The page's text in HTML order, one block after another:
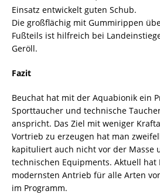
Einsatz entwickelt guten Schub.
Die großflächig mit Gummirippen
Fußteils ist hilfreich bei
Geröll.
Fazit
Beuchat hat mit der Aquabionik ein
Sporttaucher und technische
anspricht. Das Ziel mit weniger
Vortrieb zu erzeugen hat man
kapituliert auch nicht vor der Masse
technischen Equipments. Aktuell hat
modernsten Antrieb für alle Arten
im Programm.